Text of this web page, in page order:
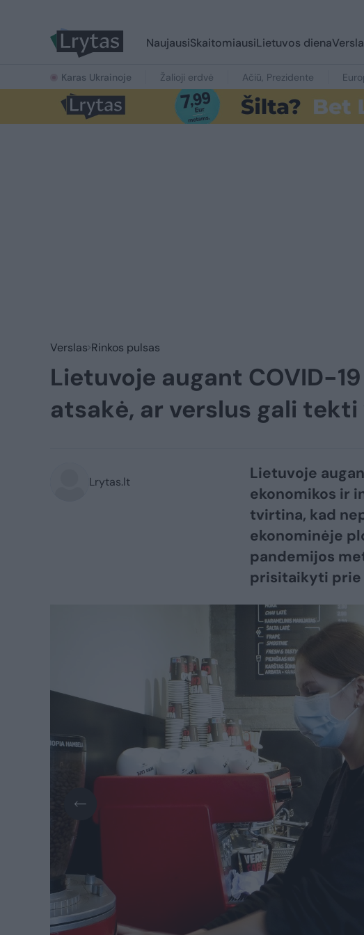
NaujausiSkaitomiausiLietuvos diena
Karas Ukrainoje Žalioji erdvė Ačiū, Prezidente
Verslas Rinkos pulsas
Lietuvoje augant COVID-
atsakė, ar verslus gali
Lrytas.lt
Lietuvoje
ekonomikos ir
tvirtina, kad
ekonominėje
pandemijos
prisitaikyti